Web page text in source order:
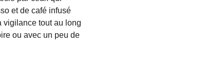
et de café infusé
vigilance tout au long
ou avec un peu de